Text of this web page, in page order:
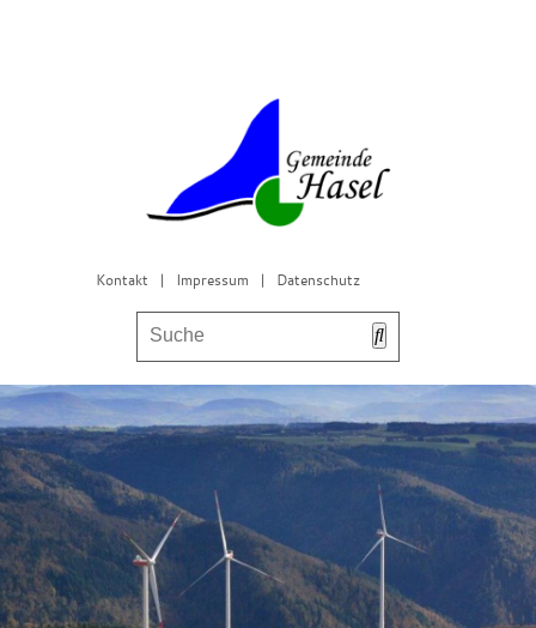
Kontakt | Impressum | Datenschutz
Bürgerservice & Gemeinderat
Leben in Hasel
Freizeit & Tourismus